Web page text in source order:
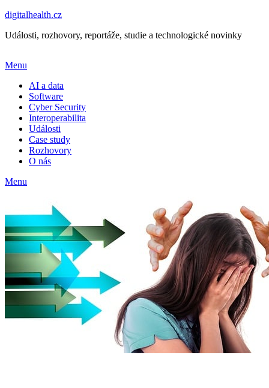
digitalhealth.cz
Události, rozhovory, reportáže, studie a technologické novinky
Menu
AI a data
Software
Cyber Security
Interoperabilita
Události
Case study
Rozhovory
O nás
Menu